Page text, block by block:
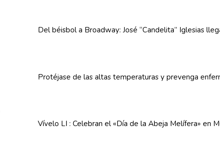
Del béisbol a Broadway: José “Candelita” Iglesias
Protéjase de las altas temperaturasy prevenga
Vívelo LI : Celebran el «Día de la Abeja Melífera» en